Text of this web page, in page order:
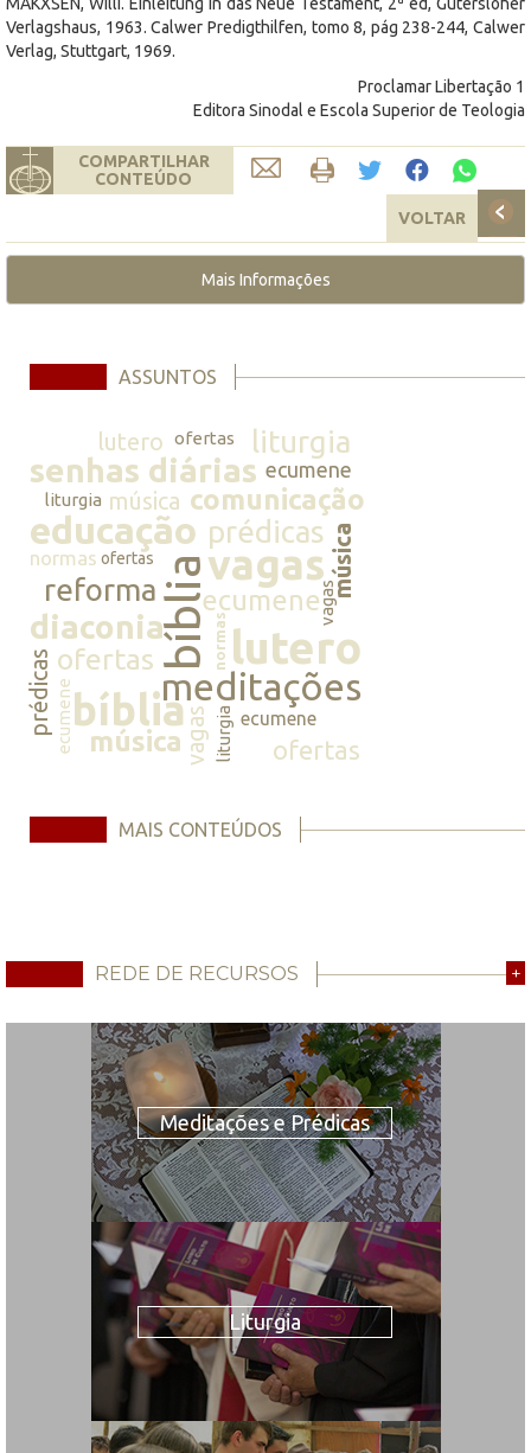
Verlagshaus, 1963. Calwer Predigthilfen, tomo 8, pág 238-244, Calwer
Verlag, Stuttgart, 1969.
Proclamar Libertação 1
Editora Sinodal e Escola Superior de Teologia
COMPARTILHAR
CONTEÚDO
VOLTAR
Mais Informações
ASSUNTOS
lutero ofertas liturgia
senhas diárias ecumene
liturgia música comunicação
educação prédicasmúsica
normas ofertasbíbliavagas
reforma
diaconia
ecumenevagas
prédicas ofertas normaslutero
meditações
ecumenebíblia
músicavagasliturgia ecumene
ofertas
MAIS CONTEÚDOS
REDE DE RECURSOS +
Meditações e Prédicas
Liturgia